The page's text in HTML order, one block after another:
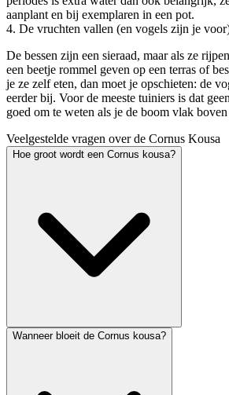
aanplant en bij exemplaren in een pot.
4. De vruchten vallen (en vogels zijn je
De bessen zijn een sieraad, maar als ze
een beetje rommel geven op een terras of
je ze zelf eten, dan moet je opschieten: de
eerder bij. Voor de meeste tuiniers is dat
goed om te weten als je de boom vlak
Veelgestelde vragen over de Cornus Kousa
Hoe groot wordt een Cornus kousa?
Wanneer bloeit de Cornus kousa?